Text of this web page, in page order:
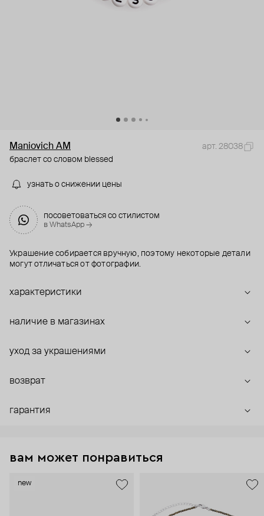
Maniovich AM
арт. 28038
браслет со словом blessed
узнать о снижении цены
посоветоваться со стилистом
в WhatsApp →
Украшение собирается вручную, поэтому некоторые детали
могут отличаться от фотографии.
характеристики
наличие в магазинах
уход за украшениями
возврат
гарантия
вам может понравиться
new